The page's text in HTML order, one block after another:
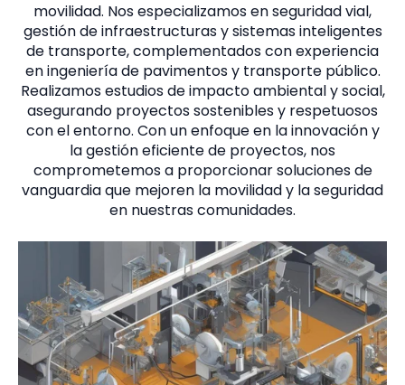
movilidad. Nos especializamos en seguridad vial,
gestión de infraestructuras y sistemas inteligentes
de transporte, complementados con experiencia
en ingeniería de pavimentos y transporte público.
Realizamos estudios de impacto ambiental y social,
asegurando proyectos sostenibles y respetuosos
con el entorno. Con un enfoque en la innovación y
la gestión eficiente de proyectos, nos
comprometemos a proporcionar soluciones de
vanguardia que mejoren la movilidad y la seguridad
en nuestras comunidades.